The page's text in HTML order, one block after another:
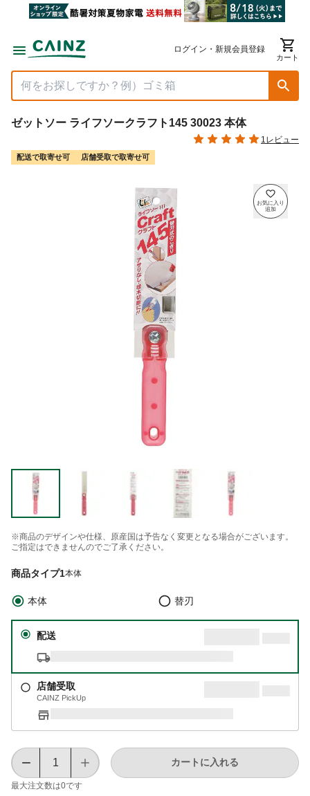
ログイン・新規会員登録
カート
ゼットソー ライフソークラフト145 30023 本体
1レビュー
配送で取寄せ可 店舗受取で取寄せ可
※商品のデザインや仕様、原産国は予告なく変更となる場合がございます。
ご指定はできませんのでご了承ください。
商品タイプ1本体
本体 替刃
配送
店舗受取
CAINZ PickUp
最大注文数は0です
カートに入れる